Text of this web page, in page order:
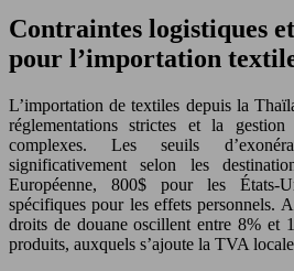
Contraintes logistiques
pour l’importation
L’importation de textiles depuis la
réglementations strictes et la
complexes. Les seuils
significativement selon les
Européenne, 800$ pour les États-
spécifiques pour les effets personnels.
droits de douane oscillent entre 8% et
produits, auxquels s’ajoute la TVA